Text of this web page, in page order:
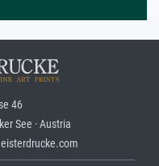
46
See · Austria